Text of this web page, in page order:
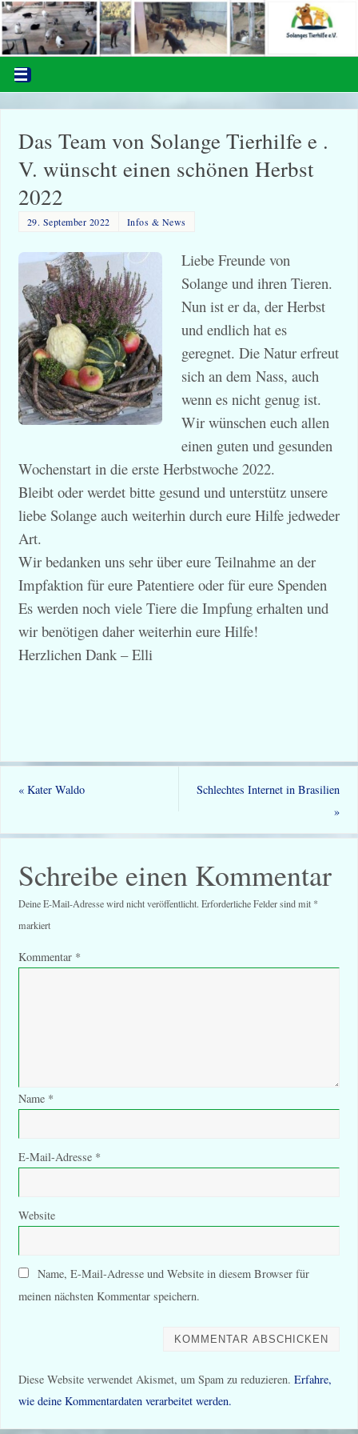
Das Team von Solange Tierhilfe e .
V. wünscht einen schönen Herbst
2022
29. September 2022 Infos & News
Liebe Freunde von
Solange und ihren Tieren.
Nun ist er da, der Herbst
und endlich hat es
geregnet. Die Natur erfreut
sich an dem Nass, auch
wenn es nicht genug ist.
Wir wünschen euch allen
einen guten und gesunden
Wochenstart in die erste Herbstwoche 2022.
Bleibt oder werdet bitte gesund und unterstütz unsere
liebe Solange auch weiterhin durch eure Hilfe jedweder
Art.
Wir bedanken uns sehr über eure Teilnahme an der
Impfaktion für eure Patentiere oder für eure Spenden
Es werden noch viele Tiere die Impfung erhalten und
wir benötigen daher weiterhin eure Hilfe!
Herzlichen Dank – Elli
«Kater Waldo
Schlechtes Internet in Brasilien
»
Schreibe einen Kommentar
Deine E-Mail-Adresse wird nicht veröffentlicht. Erforderliche Felder sind mit *
markiert
Kommentar *
Name *
E-Mail-Adresse *
Website
Name, E-Mail-Adresse und Website in diesem Browser für
meinen nächsten Kommentar speichern.
Diese Website verwendet Akismet, um Spam zu reduzieren. Erfahre,
wie deine Kommentardaten verarbeitet werden.